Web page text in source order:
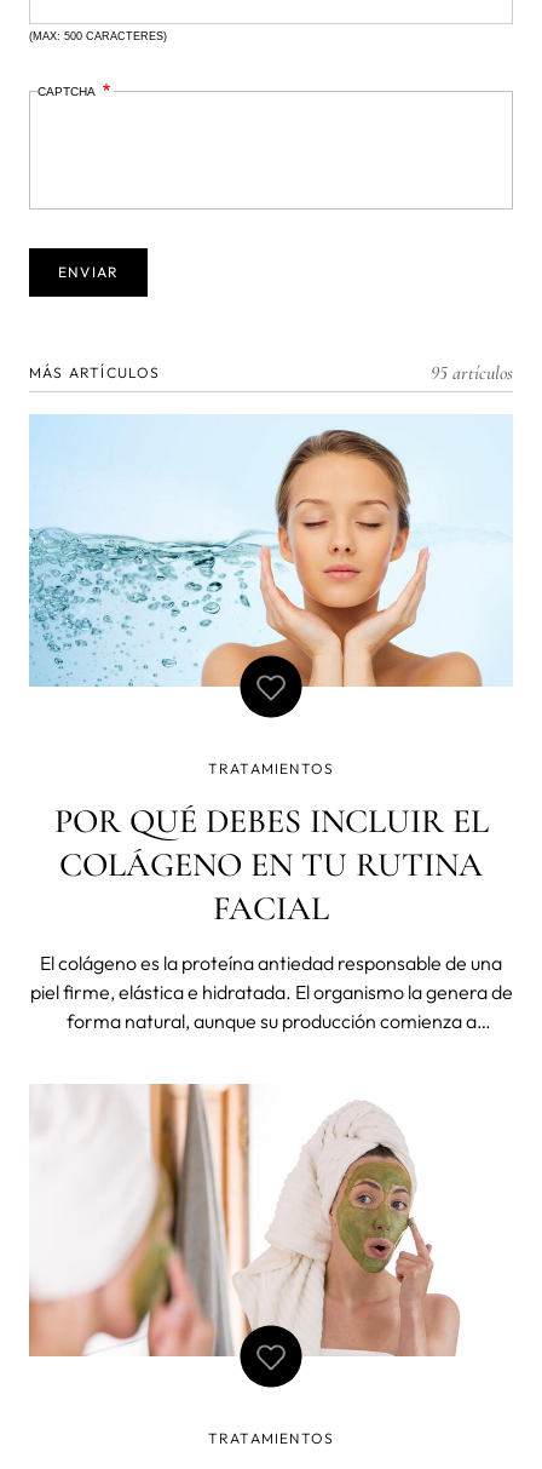
(MAX: 500 CARACTERES)
CAPTCHA
MÁS ARTÍCULOS 95 artículos
TRATAMIENTOS
POR QUÉ DEBES INCLUIR EL
COLÁGENO EN TU RUTINA
FACIAL
El colágeno es la proteína antiedad responsable de una
piel firme, elástica e hidratada. El organismo la genera de
forma natural, aunque su producción comienza a
Por eso, los expertos recomiendan añadirla en la rutina
facial desde esa edad
TRATAMIENTOS